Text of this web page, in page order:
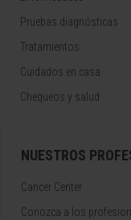
Pruebas diagnósticas
Tratamientos
Cuidados en casa
Chequeos y salud
NUESTROS
Cancer Center
Conozca a los